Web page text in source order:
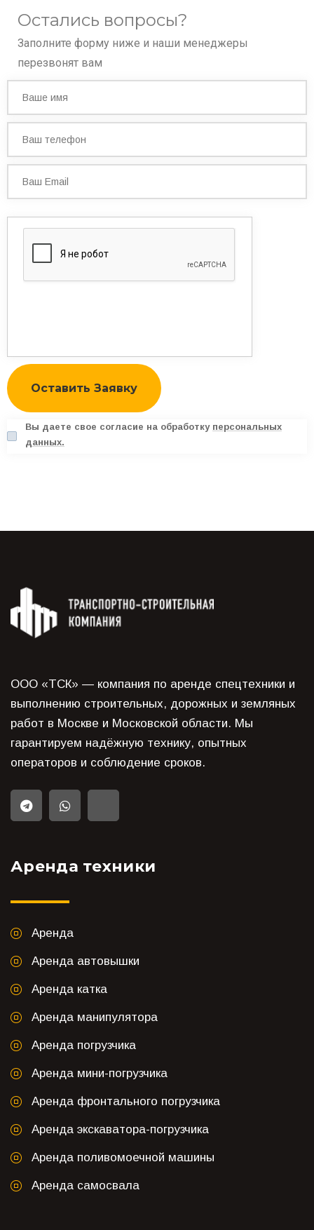
Остались вопросы?
Заполните форму ниже и наши менеджеры
перезвонят вам
Вы даете свое согласие на обработку персональных
данных.
ООО «ТСК» — компания по аренде спецтехники и
выполнению строительных, дорожных и земляных
работ в Москве и Московской области. Мы
гарантируем надёжную технику, опытных
операторов и соблюдение сроков.
Аренда техники
Аренда
Аренда автовышки
Аренда катка
Аренда манипулятора
Аренда погрузчика
Аренда мини-погрузчика
Аренда фронтального погрузчика
Аренда экскаватора-погрузчика
Аренда поливомоечной машины
Аренда самосвала